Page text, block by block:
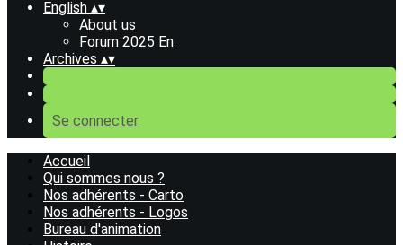
English ▴▾
About us
Forum 2025 En
Archives ▴▾
Se connecter
Accueil
Qui sommes nous ?
Nos adhérents - Carto
Nos adhérents - Logos
Bureau d'animation